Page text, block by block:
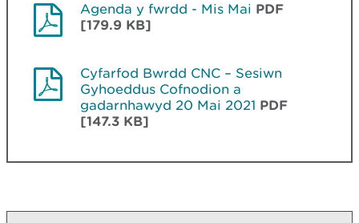
Agenda y fwrdd - Mis Mai PDF
[179.9 KB]
Cyfarfod Bwrdd CNC – Sesiwn
Gyhoeddus Cofnodion a
gadarnhawyd 20 Mai 2021 PDF
[147.3 KB]